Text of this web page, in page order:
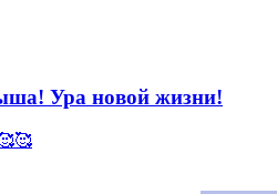
Ура новой жизни!